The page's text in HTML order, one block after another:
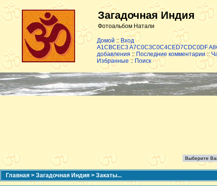
Загадочная Индия
Фотоальбом Натали
Домой :: Вход
A1CBCEC3 A7C0C3C0C4CED7CDC0DF
добавления :: Последние комментарии::
Избранные :: Поиск
Главная > Загадочная Индия > Закаты...